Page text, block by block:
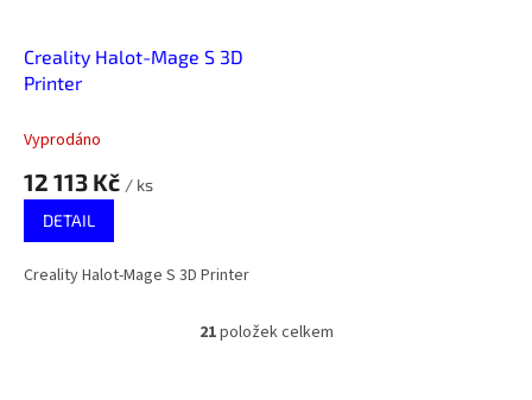
Creality Halot-Mage S 3D
Printer
Vyprodáno
12 113 Kč / ks
DETAIL
Creality Halot-Mage S 3D Printer
O
21položek celkem